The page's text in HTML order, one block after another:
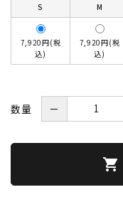
S M
7,920円(税
込)
7,920円(税
込)
数量 －
shopping_cart